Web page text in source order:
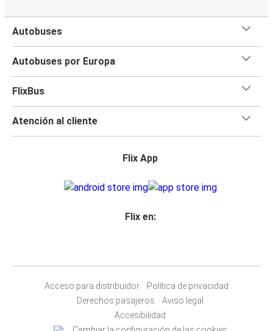
Autobuses
Autobuses por Europa
FlixBus
Atención al cliente
Flix App
Flix en:
Acceso para distribuidor
Política de privacidad
Derechos pasajeros
Aviso legal
Accesibilidad